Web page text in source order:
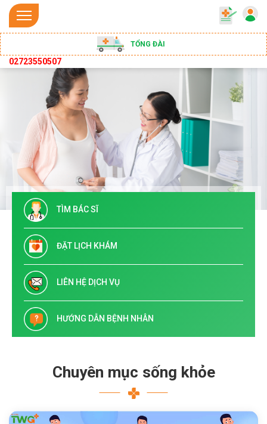
TỔNG ĐÀI
02723550507
TÌM BÁC SĨ
ĐẶT LỊCH KHÁM
LIÊN HỆ DỊCH VỤ
HƯỚNG DẪN BỆNH NHÂN
Chuyên mục sống khỏe